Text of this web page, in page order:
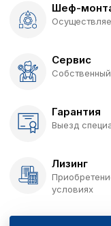
Шеф-
Сервис
Гарантия
Выезд
Лизинг
условиях